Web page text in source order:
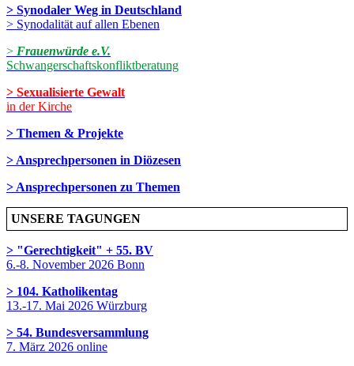
> Synodaler Weg in Deutschland
> Synodalität auf allen Ebenen
> Frauenwürde e.V.
Schwangerschaftskonfliktberatung
> Sexualisierte Gewalt
in der Kirche
> Themen & Projekte
> Ansprechpersonen in Diözesen
> Ansprechpersonen zu Themen
UNSERE TAGUNGEN
> "Gerechtigkeit" + 55. BV
6.-8. November 2026 Bonn
> 104. Katholikentag
13.-17. Mai 2026 Würzburg
> 54. Bundesversammlung
7. März 2026 online